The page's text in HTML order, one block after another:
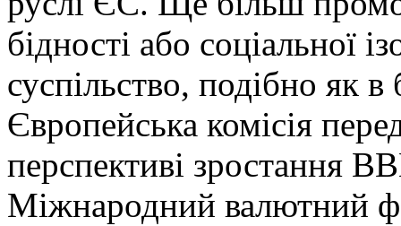
бідності або соціальної
суспільство, подібно як
Європейська комісія
перспективі зростання
Міжнародний валютний